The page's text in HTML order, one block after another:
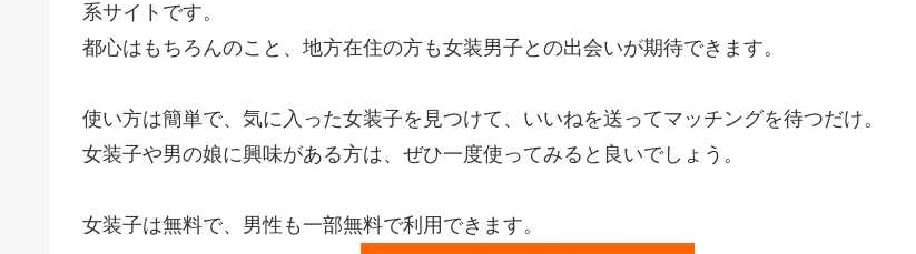
系サイトです。
都心はもちろんのこと、地方在住の方も女装男子との出会いが期待できます。
使い方は簡単で、気に入った女装子を見つけて、いいねを送ってマッチングを待つだけ。
女装子や男の娘に興味がある方は、ぜひ一度使ってみると良いでしょう。
女装子は無料で、男性も一部無料で利用できます。